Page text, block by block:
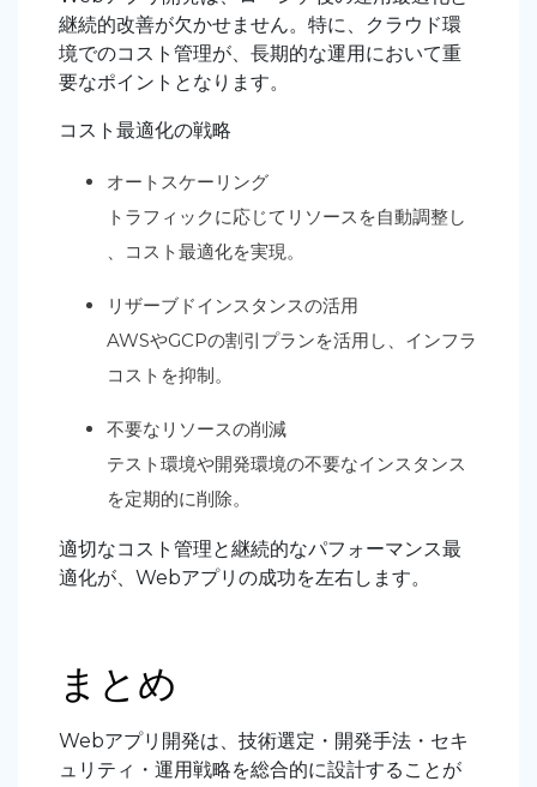
継続的改善が欠かせません。特に、クラウド環
境でのコスト管理が、長期的な運用において重
要なポイントとなります。
コスト最適化の戦略
オートスケーリング
トラフィックに応じてリソースを自動調整し
、コスト最適化を実現。
リザーブドインスタンスの活用
AWSやGCPの割引プランを活用し、インフラ
コストを抑制。
不要なリソースの削減
テスト環境や開発環境の不要なインスタンス
を定期的に削除。
適切なコスト管理と継続的なパフォーマンス最
適化が、Webアプリの成功を左右します。
まとめ
Webアプリ開発は、 技術選定・開発手法・セキ
ュリティ・運用戦略を総合的に設計することが